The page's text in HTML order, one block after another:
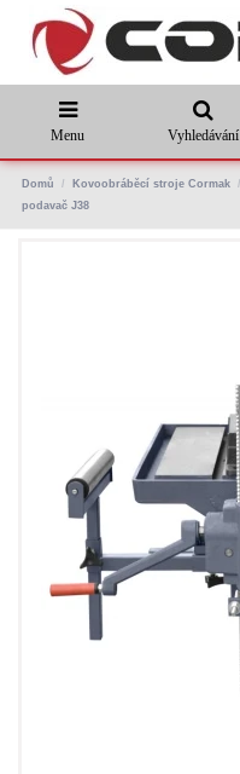
Menu Vyhledávání
Domů Kovoobráběcí stroje Cormak
podavač J38